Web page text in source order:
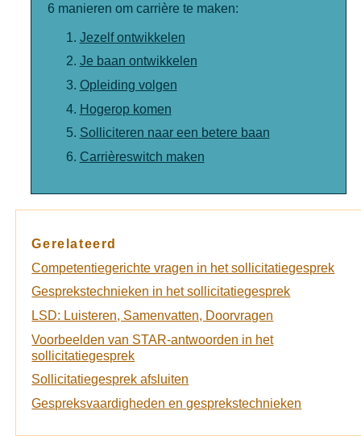
6 manieren om carrière te maken:
Jezelf ontwikkelen
Je baan ontwikkelen
Opleiding volgen
Hogerop komen
Solliciteren naar een betere baan
Carrièreswitch maken
Gerelateerd
Competentiegerichte vragen in het sollicitatiegesprek
Gesprekstechnieken in het sollicitatiegesprek
LSD: Luisteren, Samenvatten, Doorvragen
Voorbeelden van STAR-antwoorden in het
sollicitatiegesprek
Sollicitatiegesprek afsluiten
Gespreksvaardigheden en gesprekstechnieken